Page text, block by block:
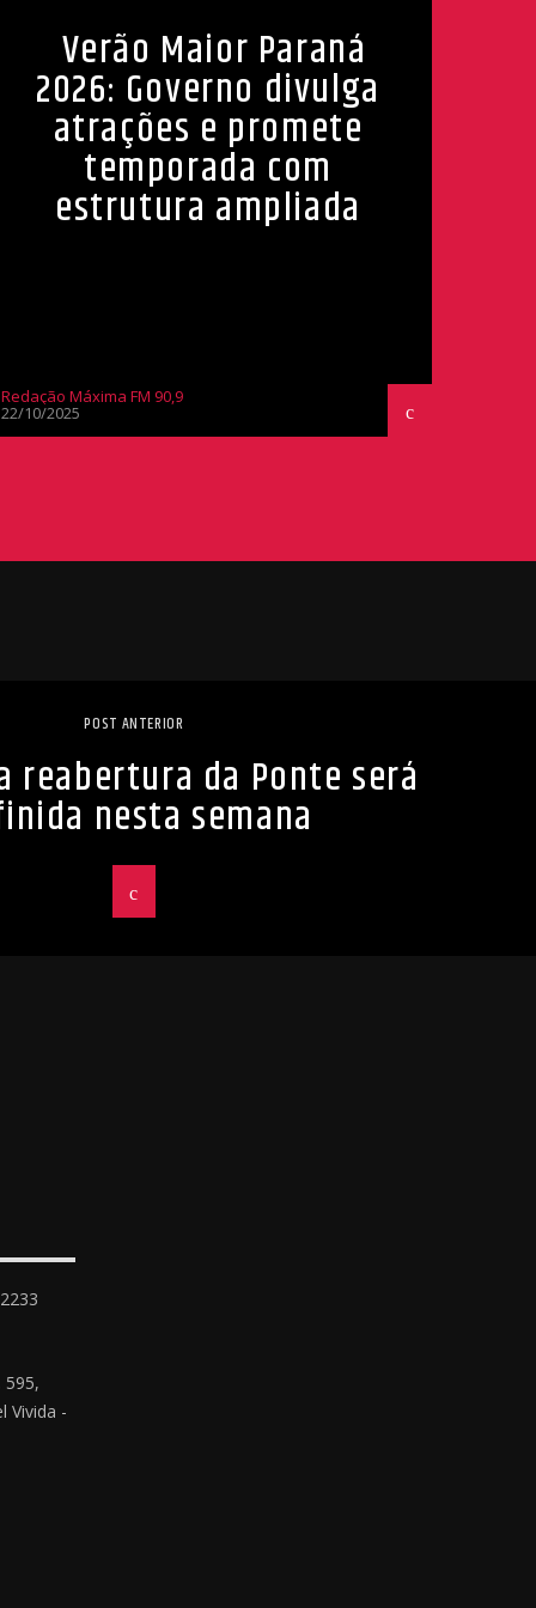
Verão Maior Paraná
2026: Governo divulga
atrações e promete
temporada com
estrutura ampliada
Redação Máxima FM 90,9
22/10/2025
POST ANTERIOR
reabertura da Ponte será
nesta semana
595,
Vivida -